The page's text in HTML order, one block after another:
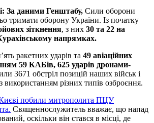
За даними Генштабу, Сили оборони
тримати оборону України. Із початку
зіткнення, з них 30 та 22 на
напрямках.
ракетних ударів та 49 авіаційних
59 КАБів, 625 ударів дронами-
3671 обстріл позицій наших військ і
використанням різних типів озброєння.
побили митрополита ПЦУ
Священнослужитель вважає, що напад
оскільки він стався в місці, де